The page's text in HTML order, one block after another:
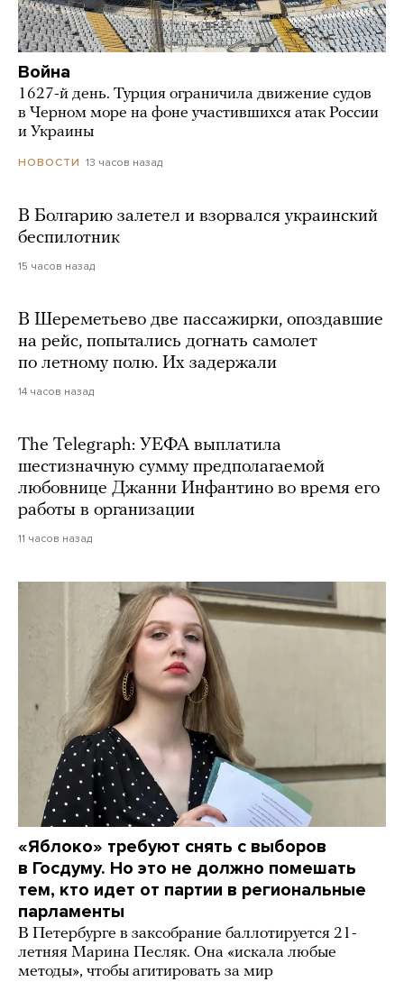
Война
1627-й день. Турция ограничила движение судов
в Черном море на фоне участившихся атак России
и Украины
НОВОСТИ 13 часов назад
В Болгарию залетел и взорвался украинский
беспилотник
15 часов назад
В Шереметьево две пассажирки, опоздавшие
на рейс, попытались догнать самолет
по летному полю. Их задержали
14 часов назад
The Telegraph: УЕФА выплатила
шестизначную сумму предполагаемой
любовнице Джанни Инфантино во время его
работы в организации
11 часов назад
«Яблоко» требуют снять с выборов
в Госдуму. Но это не должно помешать
тем, кто идет от партии в региональные
парламенты
В Петербурге в заксобрание баллотируется 21-
летняя Марина Песляк. Она «искала любые
методы», чтобы агитировать за мир